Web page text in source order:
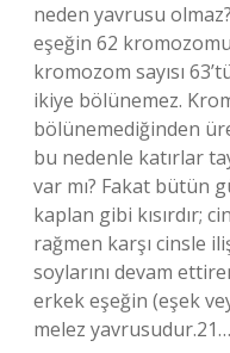
neden yavrusu
eşeğin 62
kromozom sayısı
ikiye bölünemez.
bölünemediğinden
bu nedenle katırlar
var mı? Fakat bütün
kaplan gibi kısırdır;
rağmen karşı cinsle
soylarını devam
erkek eşeğin (eşek
melez yavrusudur.21…